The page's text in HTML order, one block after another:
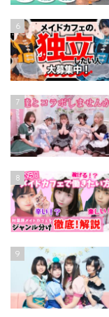
6
7
8
9